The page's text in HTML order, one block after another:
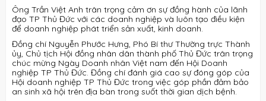
Ông Trần Việt Anh trân trọng cảm ơn sự đồng hành của lãnh
đạo TP Thủ Đức với các doanh nghiệp và luôn tạo điều kiện
để doanh nghiệp phát triển sản xuất, kinh doanh.
Đồng chí Nguyễn Phước Hưng, Phó Bí thư Thường trực Thành
ủy, Chủ tịch Hội đồng nhân dân thành phố Thủ Đức trân trọng
chúc mừng Ngày Doanh nhân Việt nam đến Hội Doanh
nghiệp TP Thủ Đức. Đồng chí đánh giá cao sự đóng góp của
Hội doanh nghiệp TP Thủ Đức trong việc góp phần đảm bảo
an sinh xã hội trên địa bàn trong suốt thời gian dịch bệnh.